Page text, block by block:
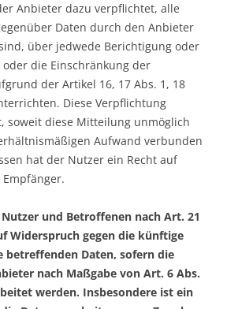
Anbieter dazu verpflichtet, alle
Daten durch den Anbieter
über jedwede Berichtigung oder
oder die Einschränkung der
der Artikel 16, 17 Abs. 1, 18
Diese Verpflichtung
soweit diese Mitteilung unmöglich
Aufwand verbunden
hat der Nutzer ein Recht auf
und Betroffenen nach Art. 21
Widerspruch gegen die künftige
betreffenden Daten, sofern die
nach Maßgabe von Art. 6 Abs.
werden. Insbesondere ist ein